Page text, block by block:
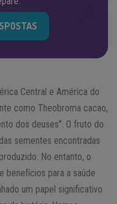
Central e América do
como Theobroma cacao,
dos deuses”. O fruto do
sementes encontradas
No entanto, o
benefícios para a saúde
um papel significativo